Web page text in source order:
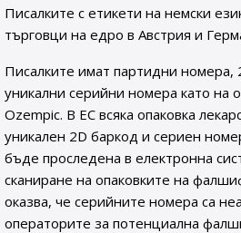
Писалките с етикети на немски
търговци на едро в Австрия и
Писалките имат партидни номера,
уникални серийни номера като на
Ozempic. В ЕС всяка опаковка
уникален 2D баркод и сериен
бъде проследена в електронна
сканиране на опаковките на
оказва, че серийните номера са
операторите за потенциална